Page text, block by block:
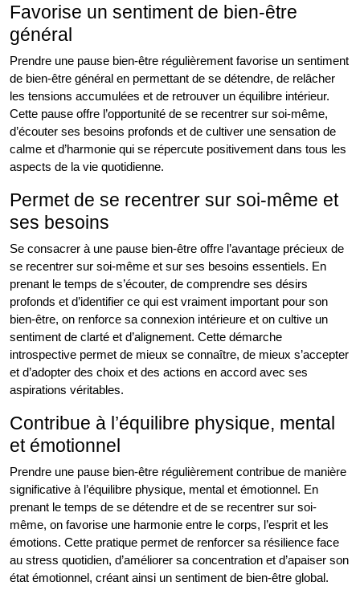
Favorise un sentiment de bien-être
général
Prendre une pause bien-être régulièrement favorise un sentiment
de bien-être général en permettant de se détendre, de relâcher
les tensions accumulées et de retrouver un équilibre intérieur.
Cette pause offre l’opportunité de se recentrer sur soi-même,
d’écouter ses besoins profonds et de cultiver une sensation de
calme et d’harmonie qui se répercute positivement dans tous les
aspects de la vie quotidienne.
Permet de se recentrer sur soi-même et
ses besoins
Se consacrer à une pause bien-être offre l’avantage précieux de
se recentrer sur soi-même et sur ses besoins essentiels. En
prenant le temps de s’écouter, de comprendre ses désirs
profonds et d’identifier ce qui est vraiment important pour son
bien-être, on renforce sa connexion intérieure et on cultive un
sentiment de clarté et d’alignement. Cette démarche
introspective permet de mieux se connaître, de mieux s’accepter
et d’adopter des choix et des actions en accord avec ses
aspirations véritables.
Contribue à l’équilibre physique, mental
et émotionnel
Prendre une pause bien-être régulièrement contribue de manière
significative à l’équilibre physique, mental et émotionnel. En
prenant le temps de se détendre et de se recentrer sur soi-
même, on favorise une harmonie entre le corps, l’esprit et les
émotions. Cette pratique permet de renforcer sa résilience face
au stress quotidien, d’améliorer sa concentration et d’apaiser son
état émotionnel, créant ainsi un sentiment de bien-être global.